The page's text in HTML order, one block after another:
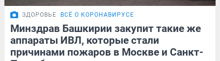
ЗДОРОВЬЕ ВСЁ О КОРОНАВИРУСЕ
Минздрав Башкирии закупит такие же
аппараты ИВЛ, которые стали
причинами пожаров в Москве и Санкт-